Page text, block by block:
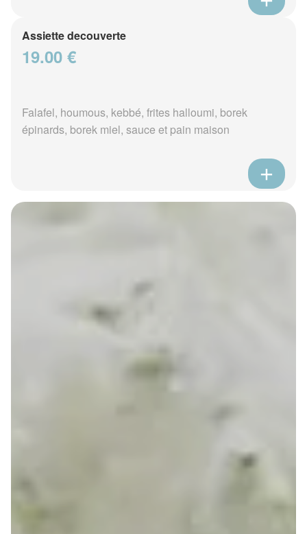
Assiette decouverte
19.00 €
Falafel, houmous, kebbé, frites halloumi, borek
épinards, borek miel, sauce et pain maison